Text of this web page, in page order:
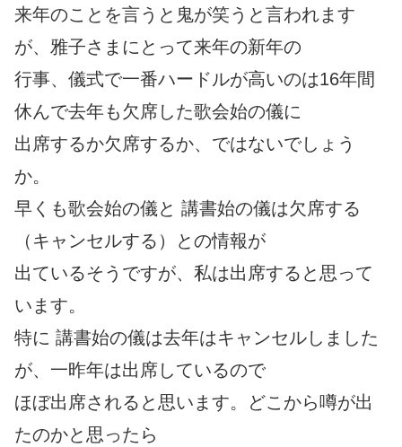
来年のことを言うと鬼が笑うと言われます
が、雅子さまにとって来年の新年の
行事、儀式で一番ハードルが高いのは16年間
休んで去年も欠席した歌会始の儀に
出席するか欠席するか、ではないでしょう
か。
早くも歌会始の儀と 講書始の儀は欠席する
（キャンセルする）との情報が
出ているそうですが、私は出席すると思って
います。
特に 講書始の儀は去年はキャンセルしました
が、一昨年は出席しているので
ほぼ出席されると思います。どこから噂が出
たのかと思ったら